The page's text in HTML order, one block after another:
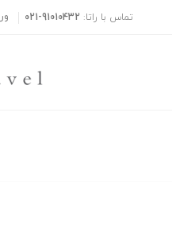
تماس با راتا: 021-91010432